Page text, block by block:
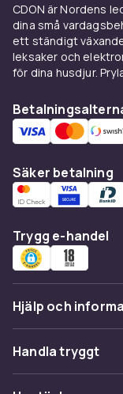
CDON är Nordens
dina små
ett ständigt
leksaker och
för dina husdjur.
Säker betalning
Trygg e-handel
Hjälp och
Vanliga frågor
Spåra paket
Handla tryggt
Betalning